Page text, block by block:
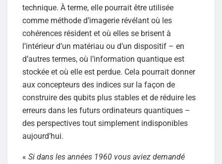
technique. À terme, elle pourrait être utilisée
comme méthode d’imagerie révélant où les
cohérences résident et où elles se brisent à
l’intérieur d’un matériau ou d’un dispositif – en
d’autres termes, où l’information quantique est
stockée et où elle est perdue. Cela pourrait donner
aux concepteurs des indices sur la façon de
construire des qubits plus stables et de réduire les
erreurs dans les futurs ordinateurs quantiques –
des perspectives tout simplement indisponibles
aujourd’hui.
« Si dans les années 1960 vous aviez demandé